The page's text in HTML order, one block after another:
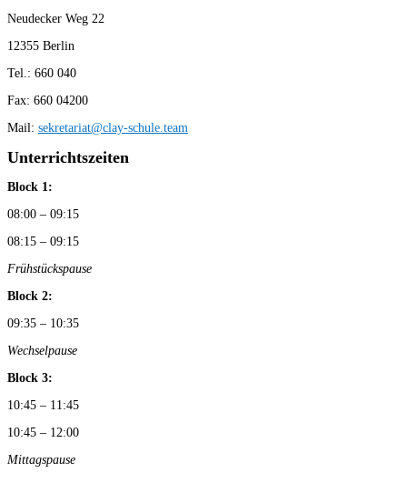
Neudecker Weg 22
12355 Berlin
Tel.: 660 040
Fax: 660 04200
Mail: sekretariat@clay-schule.team
Unterrichtszeiten
Block 1:
08:00 – 09:15
08:15 – 09:15
Frühstückspause
Block 2:
09:35 – 10:35
Wechselpause
Block 3:
10:45 – 11:45
10:45 – 12:00
Mittagspause